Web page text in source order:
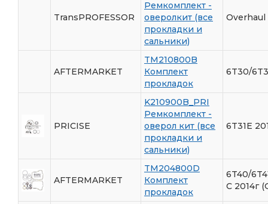
TransPROFESSOR
Ремкомплект -
оверолкит (все
прокладки и
сальники)
Overhaul
AFTERMARKET
TM210800B
Комплект
прокладок
6T30/
PRICISE
K210900B_PRI
Ремкомплект -
оверол кит (все
прокладки и
сальники)
6T31E
AFTERMARKET
TM204800D
Комплект
прокладок
6T40/
C 2014г